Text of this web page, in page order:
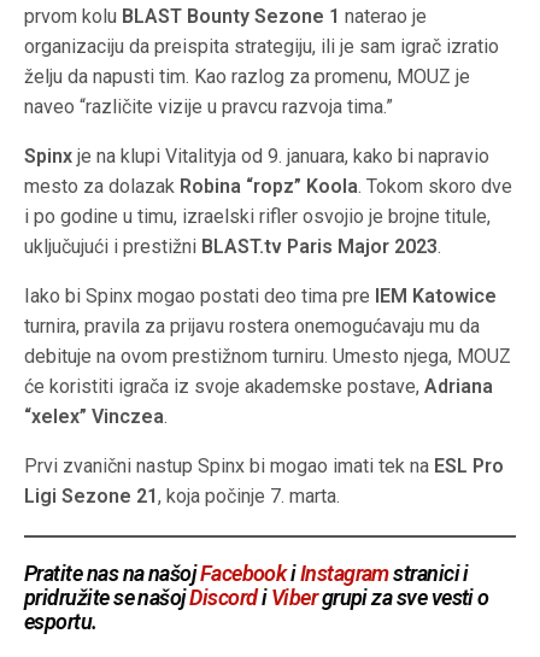
prvom kolu BLAST Bounty Sezone 1 naterao je
organizaciju da preispita strategiju, ili je sam igrač izratio
želju da napusti tim. Kao razlog za promenu, MOUZ je
naveo “različite vizije u pravcu razvoja tima.”
Spinxje na klupi Vitalityja od 9. januara, kako bi napravio
mesto za dolazak Robina “ropz” Koola. Tokom skoro dve
i po godine u timu, izraelski rifler osvojio je brojne titule,
uključujući i prestižni BLAST.tv Paris Major 2023.
Iako bi Spinx mogao postati deo tima pre
IEM Katowice
turnira, pravila za prijavu rostera onemogućavaju mu da
debituje na ovom prestižnom turniru. Umesto njega, MOUZ
će koristiti igrača iz svoje akademske postave,Adriana
“xelex” Vinczea.
Prvi zvanični nastup Spinx bi mogao imati tek na ESL Pro
Ligi Sezone 21, koja počinje 7. marta.
Pratite nas na našojFacebookiInstagramstranici i
pridružite se našojDiscordiVibergrupi za sve vesti o
esportu.